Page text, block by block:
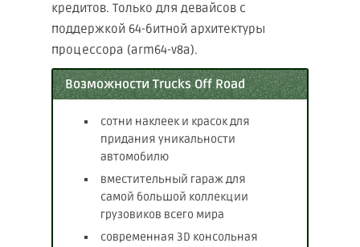
кредитов. Только для девайсов с
поддержкой 64-битной архитектуры
процессора (arm64-v8a).
Возможности Trucks Off Road
сотни наклеек и красок для
придания уникальности
автомобилю
вместительный гараж для
самой большой коллекции
грузовиков всего мира
современная 3D консольная